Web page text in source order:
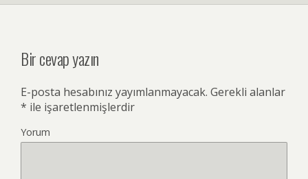
Bir cevap yazın
E-posta hesabınız yayımlanmayacak. Gerekli alanlar
* ile işaretlenmişlerdir
Yorum